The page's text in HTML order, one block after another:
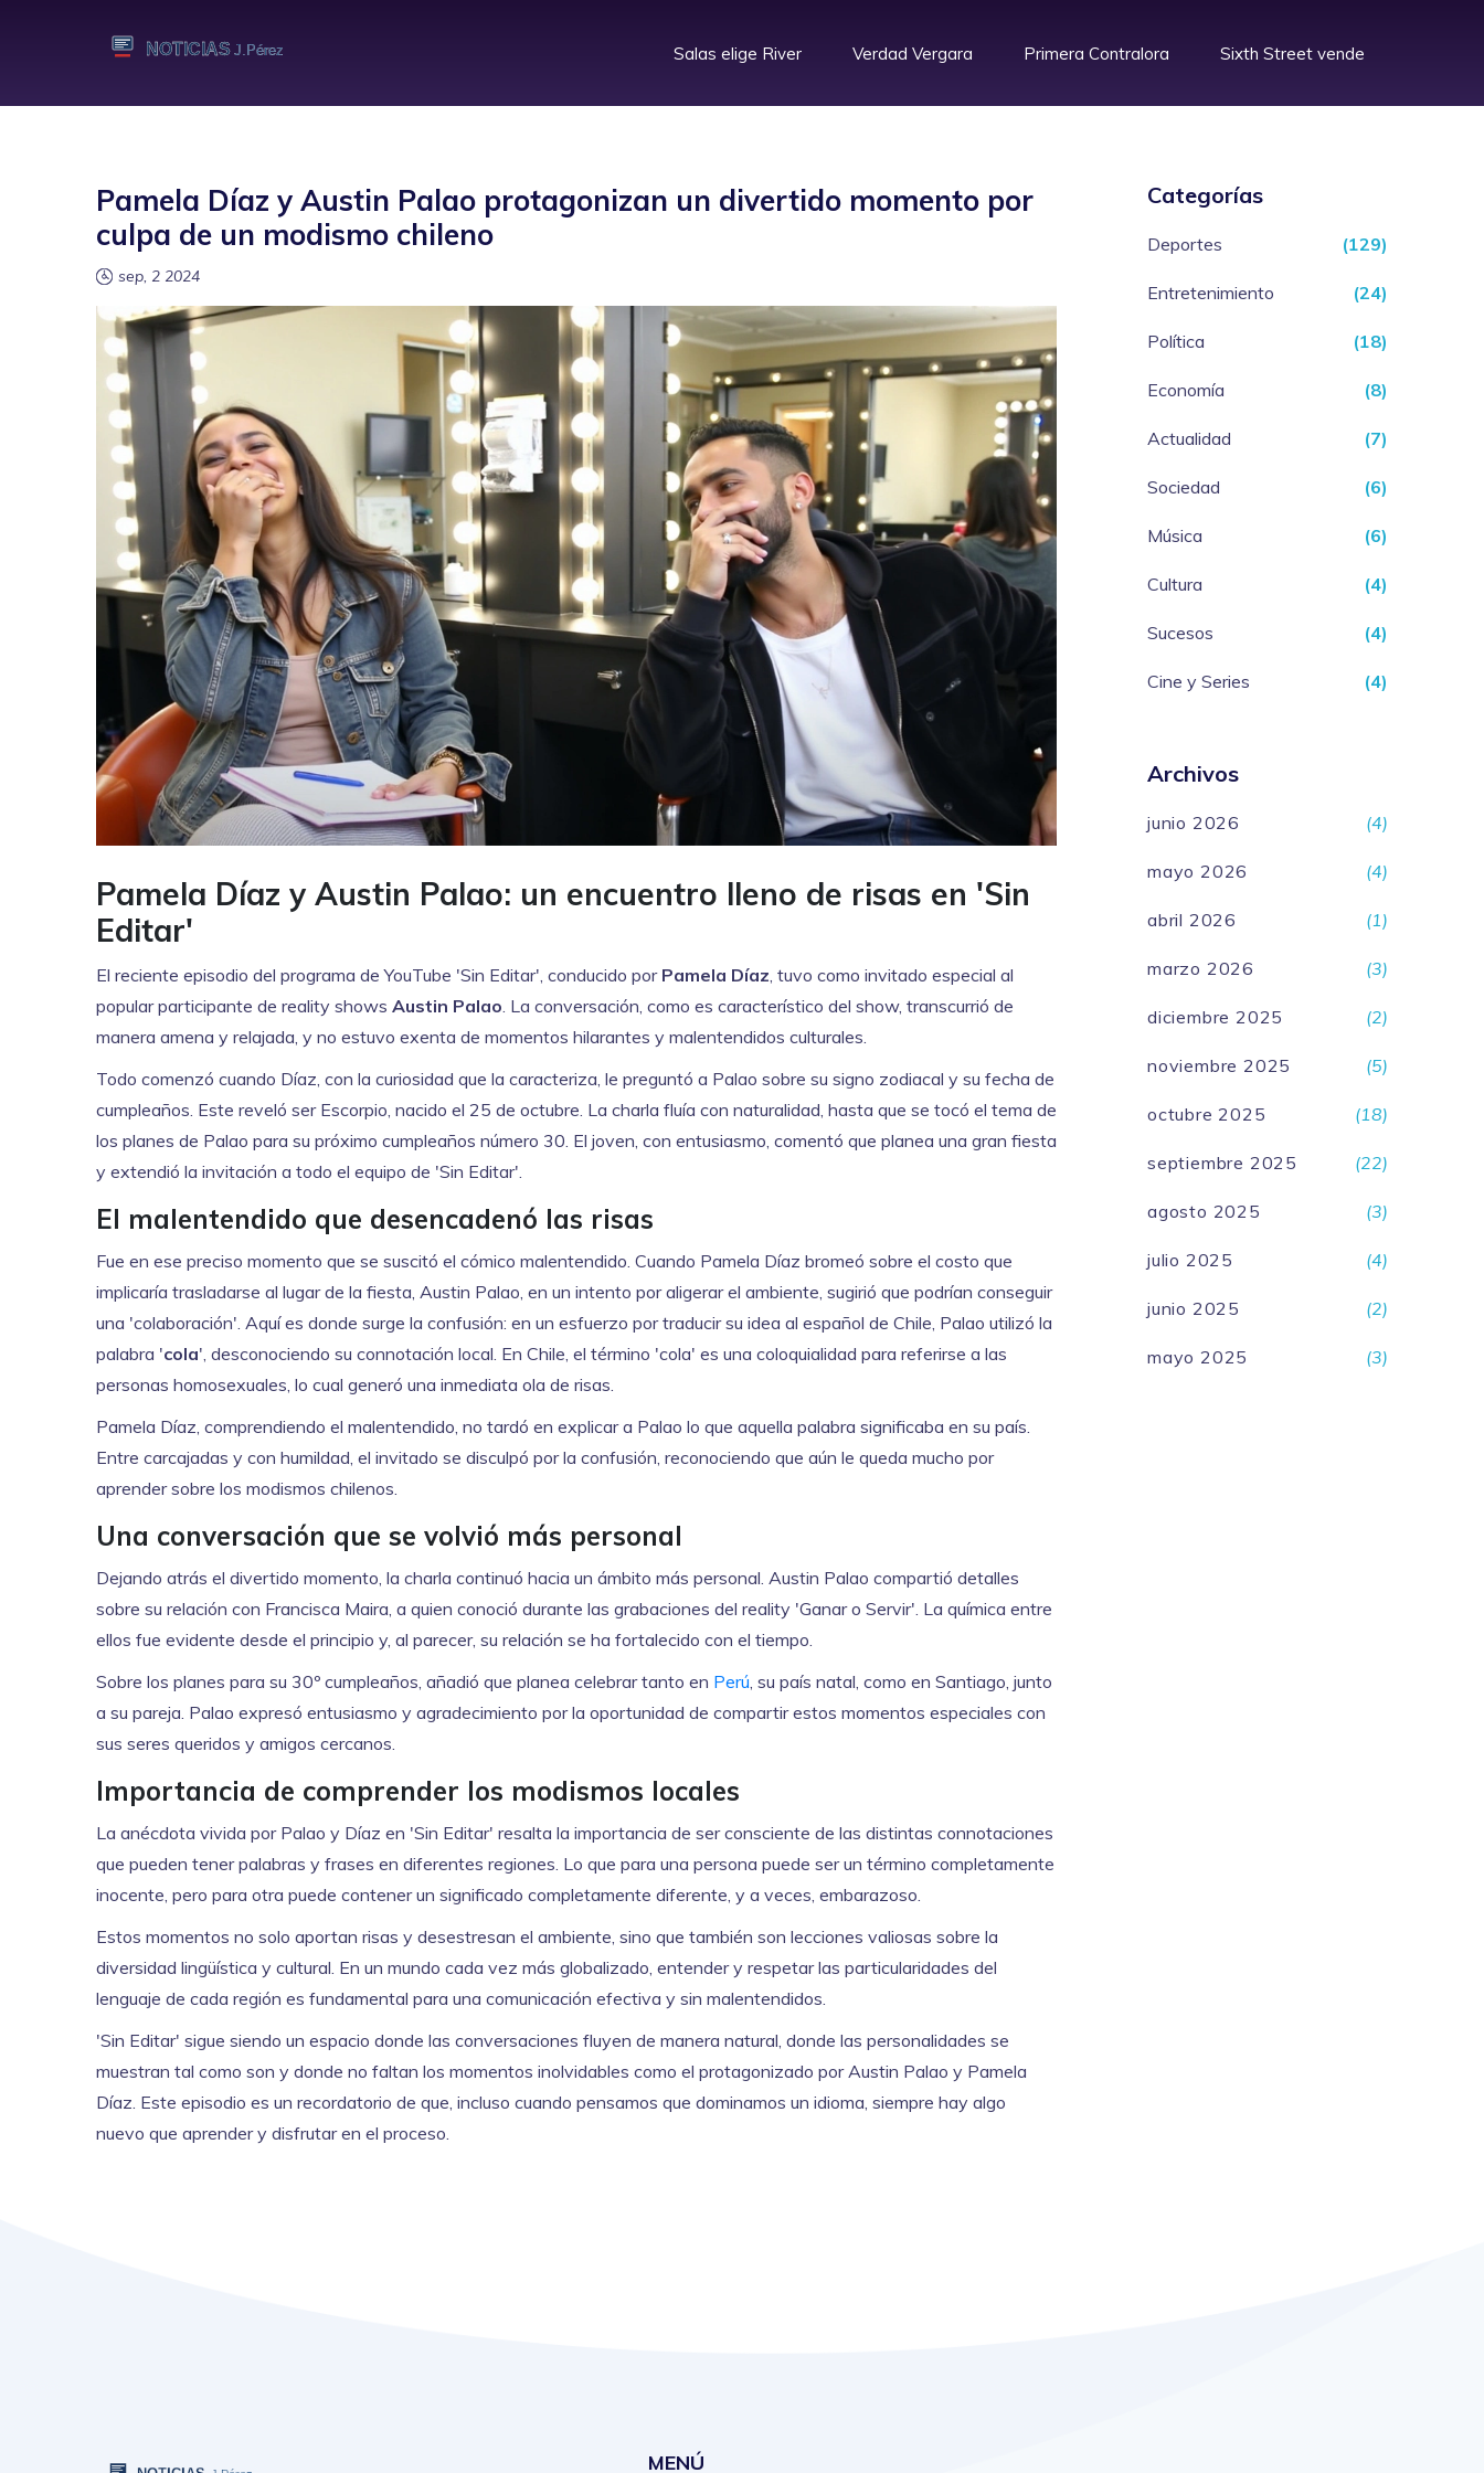
Salas elige River Verdad Vergara Primera Contralora Sixth Street vende
Pamela Díaz y Austin Palao protagonizan un divertido momento por
culpa de un modismo chileno
sep, 2 2024
Pamela Díaz y Austin Palao: un encuentro lleno de risas en 'Sin
Editar'
El reciente episodio del programa de YouTube 'Sin Editar', conducido por Pamela Díaz, tuvo como invitado especial al
popular participante de reality shows Austin Palao. La conversación, como es característico del show, transcurrió de
manera amena y relajada, y no estuvo exenta de momentos hilarantes y malentendidos culturales.
Todo comenzó cuando Díaz, con la curiosidad que la caracteriza, le preguntó a Palao sobre su signo zodiacal y su fecha de
cumpleaños. Este reveló ser Escorpio, nacido el 25 de octubre. La charla fluía con naturalidad, hasta que se tocó el tema de
los planes de Palao para su próximo cumpleaños número 30. El joven, con entusiasmo, comentó que planea una gran fiesta
y extendió la invitación a todo el equipo de 'Sin Editar'.
El malentendido que desencadenó las risas
Fue en ese preciso momento que se suscitó el cómico malentendido. Cuando Pamela Díaz bromeó sobre el costo que
implicaría trasladarse al lugar de la fiesta, Austin Palao, en un intento por aligerar el ambiente, sugirió que podrían conseguir
una 'colaboración'. Aquí es donde surge la confusión: en un esfuerzo por traducir su idea al español de Chile, Palao utilizó la
palabra 'cola', desconociendo su connotación local. En Chile, el término 'cola' es una coloquialidad para referirse a las
personas homosexuales, lo cual generó una inmediata ola de risas.
Pamela Díaz, comprendiendo el malentendido, no tardó en explicar a Palao lo que aquella palabra significaba en su país.
Entre carcajadas y con humildad, el invitado se disculpó por la confusión, reconociendo que aún le queda mucho por
aprender sobre los modismos chilenos.
Una conversación que se volvió más personal
Dejando atrás el divertido momento, la charla continuó hacia un ámbito más personal. Austin Palao compartió detalles
sobre su relación con Francisca Maira, a quien conoció durante las grabaciones del reality 'Ganar o Servir'. La química entre
ellos fue evidente desde el principio y, al parecer, su relación se ha fortalecido con el tiempo.
Sobre los planes para su 30º cumpleaños, añadió que planea celebrar tanto en Perú, su país natal, como en Santiago, junto
a su pareja. Palao expresó entusiasmo y agradecimiento por la oportunidad de compartir estos momentos especiales con
sus seres queridos y amigos cercanos.
Importancia de comprender los modismos locales
La anécdota vivida por Palao y Díaz en 'Sin Editar' resalta la importancia de ser consciente de las distintas connotaciones
que pueden tener palabras y frases en diferentes regiones. Lo que para una persona puede ser un término completamente
inocente, pero para otra puede contener un significado completamente diferente, y a veces, embarazoso.
Estos momentos no solo aportan risas y desestresan el ambiente, sino que también son lecciones valiosas sobre la
diversidad lingüística y cultural. En un mundo cada vez más globalizado, entender y respetar las particularidades del
lenguaje de cada región es fundamental para una comunicación efectiva y sin malentendidos.
'Sin Editar' sigue siendo un espacio donde las conversaciones fluyen de manera natural, donde las personalidades se
muestran tal como son y donde no faltan los momentos inolvidables como el protagonizado por Austin Palao y Pamela
Díaz. Este episodio es un recordatorio de que, incluso cuando pensamos que dominamos un idioma, siempre hay algo
nuevo que aprender y disfrutar en el proceso.
Categorías
Deportes (129)
Entretenimiento (24)
Política (18)
Economía (8)
Actualidad (7)
Sociedad (6)
Música (6)
Cultura (4)
Sucesos (4)
Cine y Series (4)
Archivos
junio 2026 (4)
mayo 2026 (4)
abril 2026 (1)
marzo 2026 (3)
diciembre 2025 (2)
noviembre 2025 (5)
octubre 2025 (18)
septiembre 2025 (22)
agosto 2025 (3)
julio 2025 (4)
junio 2025 (2)
mayo 2025 (3)
MENÚ